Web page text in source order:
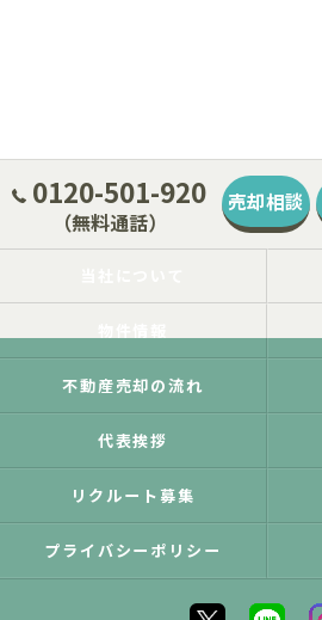
0120-501-920
（無料通話）
売却相談
不動産売却の流れ
代表挨拶
リクルート募集
プライバシーポリシー